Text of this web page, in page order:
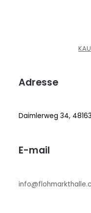
Adresse
Daimlerweg 34,
E-mail